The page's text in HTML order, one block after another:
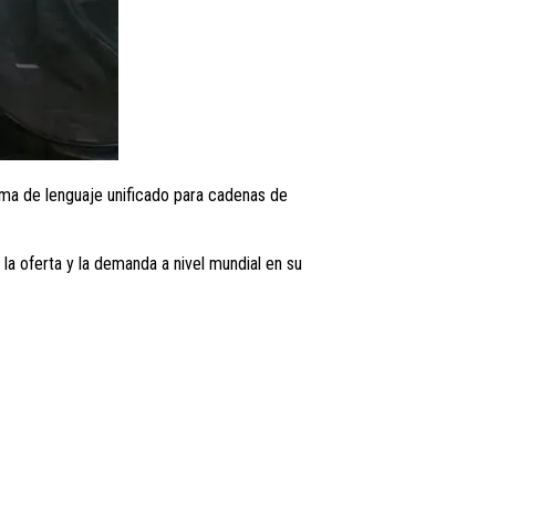
de lenguaje unificado para cadenas de
oferta y la demanda a nivel mundial en su